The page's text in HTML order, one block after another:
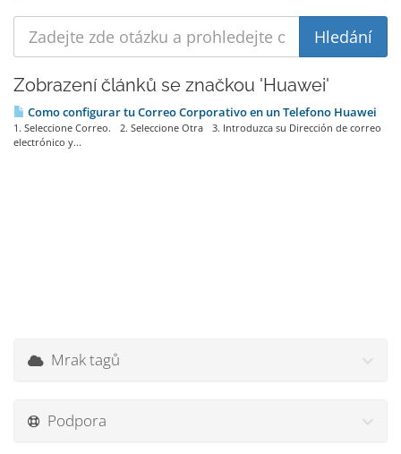
Zobrazení článků se značkou 'Huawei'
Como configurar tu Correo Corporativo en un Telefono Huawei
1. Seleccione Correo. 2. Seleccione Otra 3. Introduzca su Dirección de correo
electrónico y...
Mrak tagů
Podpora